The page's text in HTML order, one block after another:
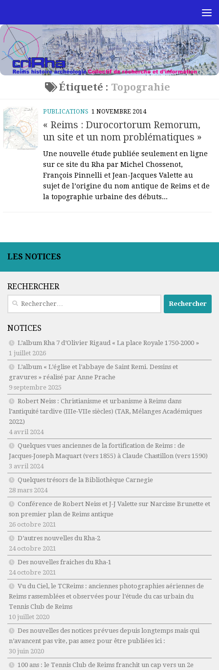
Étiqueté : Topograhie
PUBLICATIONS 1 NOVEMBRE 2014
« Reims : Durocortorum Remorum,
un site et un nom problématiques »
Une nouvelle étude publiée seulement en ligne
sur ce site du Rha par Michel Chossenot,
François Pinnelli et Jean-Jacques Valette au
sujet de l’origine du nom antique de Reims et de
la topographie urbaine des débuts...
LES NOTICES
RECHERCHER
Rechercher :
NOTICES
L’album Rha 7 d’Olivier Rigaud « La place Royale 1750-2000 »
1 juillet 2026
L’album « L’église et l’abbaye de Saint Remi. Dessins et
gravures » réalisé par Anne Prache
9 septembre 2025
Robert Neiss : Christianisme et urbanisme à Reims dans
l’antiquité tardive (IIIe-VIIe siècles) (TAR, Mélanges Académiques
2022)
4 avril 2024
Quelques vues anciennes de la fortification de Reims : de
Jacques-Joseph Maquart (vers 1855) à Claude Chastillon (vers 1590)
3 avril 2024
Quelques trésors de la Bibliothèque Carnegie
28 mars 2024
Conférence de Robert Neiss et J-J Valette sur Narcisse Brunette et
son premier plan de Reims antique
26 octobre 2021
D’autres nouvelles du Rha-2
24 octobre 2021
Des nouvelles fraiches du Rha-1
24 octobre 2021
Vu du Ciel, le TCReims : anciennes photographies aériennes de
Reims rassemblées et observées pour l’étude du cas urbain du
Tennis Club de Reims
10 juillet 2020
Des nouvelles des notices prévues depuis longtemps mais qui
n’avancent pas vite, pas assez pour être publiées ici :
30 juin 2020
100 ans : le Tennis Club de Reims franchit un cap vers un 2e